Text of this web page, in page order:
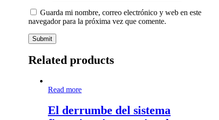
Guarda mi nombre, correo electrónico y web en este
navegador para la próxima vez que comente.
Related products
El
del
sistema
Read more
El derrumbe del sistema